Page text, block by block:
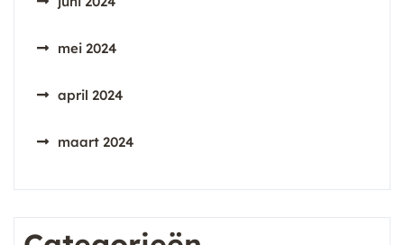
mei 2024
april 2024
maart 2024